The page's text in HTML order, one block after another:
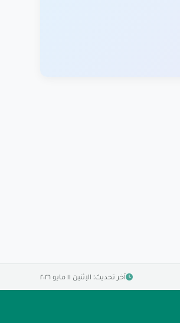
آخر تحديث: الإثنين ١١ مايو ٢٠٢٦